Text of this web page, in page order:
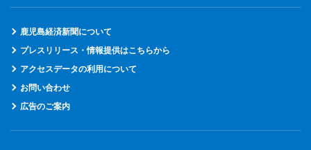
鹿児島経済新聞について
プレスリリース・情報提供はこちらから
アクセスデータの利用について
お問い合わせ
広告のご案内